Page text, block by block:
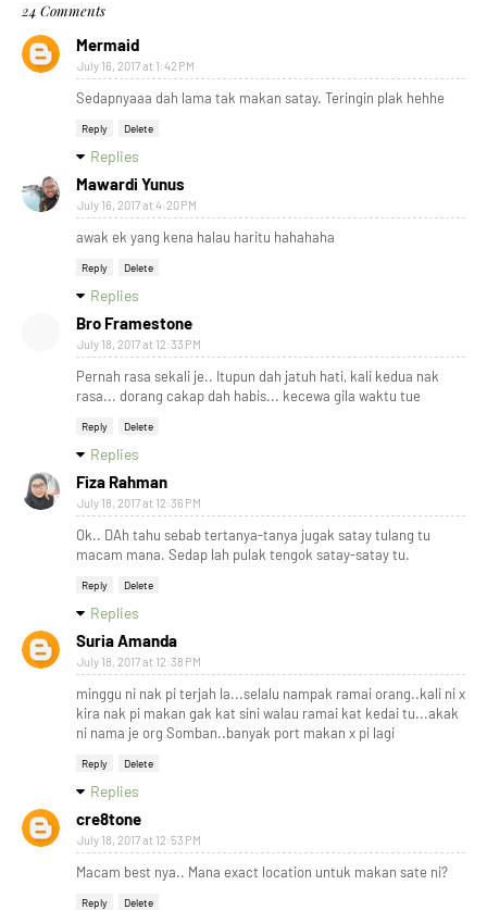
24 Comments
Mermaid
July 16, 2017 at 1:42 PM
Sedapnyaaa dah lama tak makan satay. Teringin plak hehhe
Reply Delete
Replies
Mawardi Yunus
July 16, 2017 at 4:20 PM
awak ek yang kena halau haritu hahahaha
Reply Delete
Replies
Bro Framestone
July 18, 2017 at 12:33 PM
Pernah rasa sekali je.. Itupun dah jatuh hati, kali kedua nak
rasa... dorang cakap dah habis... kecewa gila waktu tue
Reply Delete
Replies
Fiza Rahman
July 18, 2017 at 12:36 PM
Ok.. DAh tahu sebab tertanya-tanya jugak satay tulang tu
macam mana. Sedap lah pulak tengok satay-satay tu.
Reply Delete
Replies
Suria Amanda
July 18, 2017 at 12:38 PM
minggu ni nak pi terjah la...selalu nampak ramai orang..kali ni x
kira nak pi makan gak kat sini walau ramai kat kedai tu...akak
ni nama je org Somban..banyak port makan x pi lagi
Reply Delete
Replies
cre8tone
July 18, 2017 at 12:53 PM
Macam best nya.. Mana exact location untuk makan sate ni?
Reply Delete